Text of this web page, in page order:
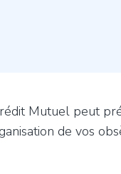
Mutuel peut
de vos